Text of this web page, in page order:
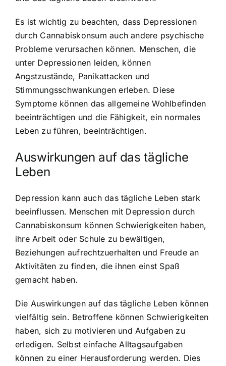
Es ist wichtig zu beachten, dass Depressionen
durch Cannabiskonsum auch andere psychische
Probleme verursachen können. Menschen, die
unter Depressionen leiden, können
Angstzustände, Panikattacken und
Stimmungsschwankungen erleben. Diese
Symptome können das allgemeine Wohlbefinden
beeinträchtigen und die Fähigkeit, ein normales
Leben zu führen, beeinträchtigen.
Auswirkungen auf das tägliche
Leben
Depression kann auch das tägliche Leben stark
beeinflussen. Menschen mit Depression durch
Cannabiskonsum können Schwierigkeiten haben,
ihre Arbeit oder Schule zu bewältigen,
Beziehungen aufrechtzuerhalten und Freude an
Aktivitäten zu finden, die ihnen einst Spaß
gemacht haben.
Die Auswirkungen auf das tägliche Leben können
vielfältig sein. Betroffene können Schwierigkeiten
haben, sich zu motivieren und Aufgaben zu
erledigen. Selbst einfache Alltagsaufgaben
können zu einer Herausforderung werden. Dies